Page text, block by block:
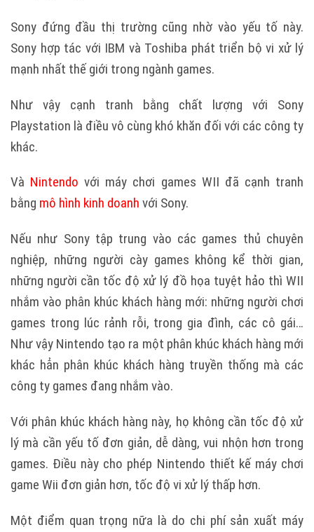
Sony đứng đầu thị trường cũng nhờ vào yếu tố này.
Sony hợp tác với IBM và Toshiba phát triển bộ vi xử lý
mạnh nhất thế giới trong ngành games.
Như vậy cạnh tranh bằng chất lượng với Sony
Playstation là điều vô cùng khó khăn đối với các công ty
khác.
Và Nintendo với máy chơi games WII đã cạnh tranh
bằng mô hình kinh doanh với Sony.
Nếu như Sony tập trung vào các games thủ chuyên
nghiệp, những người cày games không kể thời gian,
những người cần tốc độ xử lý đồ họa tuyệt hảo thì WII
nhắm vào phân khúc khách hàng mới: những người chơi
games trong lúc rảnh rỗi, trong gia đình, các cô gái…
Như vậy Nintendo tạo ra một phân khúc khách hàng mới
khác hẳn phân khúc khách hàng truyền thống mà các
công ty games đang nhắm vào.
Với phân khúc khách hàng này, họ không cần tốc độ xử
lý mà cần yếu tố đơn giản, dễ dàng, vui nhộn hơn trong
games. Điều này cho phép Nintendo thiết kế máy chơi
game Wii đơn giản hơn, tốc độ vi xử lý thấp hơn.
Một điểm quan trọng nữa là do chi phí sản xuất máy